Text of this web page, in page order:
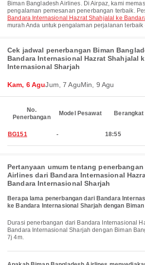
Biman Bangladesh Airlines. Di Airpaz, kami
pengalaman pemesanan penerbangan terbaik.
Bandara Internasional Hazrat Shahjalal ke
murah Anda untuk pengalaman perjalanan
Cek jadwal penerbangan Biman
Bandara Internasional Hazrat Shahjalal
Internasional Sharjah
Kam, 6 AguJum, 7 AguMin, 9 Agu
No.
Penerbangan
Model Pesawat Berangkat
BG151 - 18:55
Pertanyaan umum tentang
Airlines dari Bandara Internasional
Bandara Internasional Sharjah
Berapa lama penerbangan dari Bandara
ke Bandara Internasional Sharjah dengan
Durasi penerbangan dari Bandara Internasional Hazrat Shahjalal ke
Bandara Internasional Sharjah dengan Biman
7j 4m.